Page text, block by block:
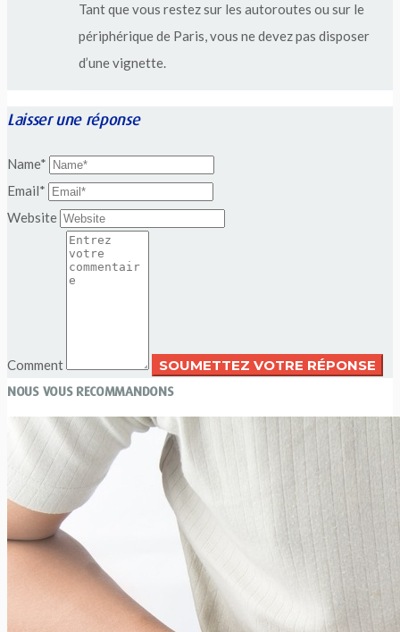
Tant que vous restez sur les autoroutes ou sur le
périphérique de Paris, vous ne devez pas disposer
d’une vignette.
Laisser une réponse
Name*
Email*
Website
Comment
NOUS VOUS RECOMMANDONS